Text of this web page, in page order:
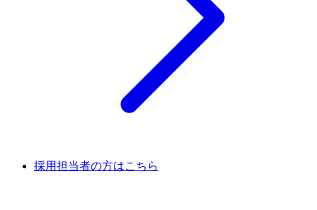
採用担当者の方はこちら